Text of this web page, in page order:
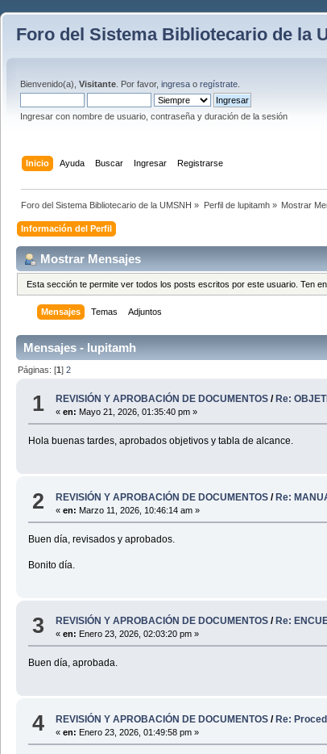
Foro del Sistema Bibliotecario de la
Bienvenido(a), Visitante . Por favor, ingresa o regístrate
Ingresar con nombre de usuario, contraseña y duración de la sesión
Inicio Ayuda Buscar Ingresar Registrarse
Foro del Sistema Bibliotecario de la UMSNH » Perfil de lupitamh » Mostrar
Información del Perfil
Mostrar Mensajes
Esta sección te permite ver todos los posts escritos por este usuario. Ten
Mensajes Temas Adjuntos
Mensajes - lupitamh
Páginas: [1]2
1 REVISIÓN Y APROBACIÓN DE DOCUMENTOS / Re:
«en: Mayo 21, 2026, 01:35:40 pm »
Hola buenas tardes, aprobados objetivos y tabla de alcance.
2 REVISIÓN Y APROBACIÓN DE DOCUMENTOS /Re:
«en: Marzo 11, 2026, 10:46:14 am »
Buen día, revisados y aprobados.
Bonito día.
3 REVISIÓN Y APROBACIÓN DE DOCUMENTOS / Re:
«en: Enero 23, 2026, 02:03:20 pm »
Buen día, aprobada.
4 REVISIÓN Y APROBACIÓN DE DOCUMENTOS /Re:
«en: Enero 23, 2026, 01:49:58 pm »